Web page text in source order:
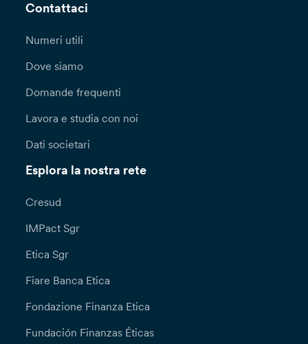
Contattaci
Numeri utili
Dove siamo
Domande frequenti
Lavora e studia con noi
Dati societari
Esplora la nostra rete
Cresud
IMPact Sgr
Etica Sgr
Fiare Banca Etica
Fondazione Finanza Etica
Fundación Finanzas Éticas